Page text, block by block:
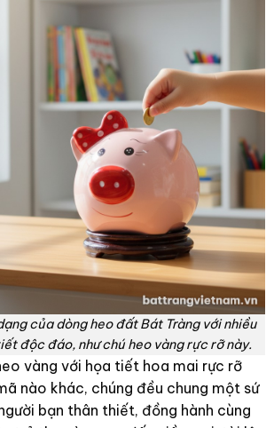
của dòng heo đất Bát Tràng với nhiều
độc đáo, như chú heo vàng rực rỡ này.
vàng với họa tiết hoa mai rực rỡ
nào khác, chúng đều chung một sứ
bạn thân thiết, đồng hành cùng